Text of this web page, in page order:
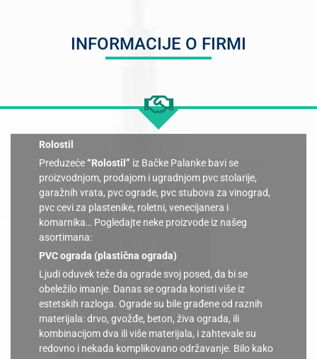
INFORMACIJE O FIRMI
Rolostil
Preduzeće“Rolostil” iz Bačke Palanke bavi se
proizvodnjom, prodajom i ugradnjom pvc stolarije,
garažnih vrata, pvc ograde, pvc stubova za vinograd,
pvc cevi za plastenike, roletni, venecijanera i
komarnika… Pogledajte neke proizvode iz našeg
asortimana:
PVC ograda (plastična ograda)
Ljudi oduvek teže da ograde svoj posed, da bi se
obeležilo imanje. Danas se ograda koristi više iz
estetskih razloga. Ograde su bile građene od raznih
materijala: drvo, gvožđe, beton, živa ograda, ili
kombinacijom dva ili više materijala, i zahtevale su
redovno i nekada komplikovano održavanje. Bilo kako